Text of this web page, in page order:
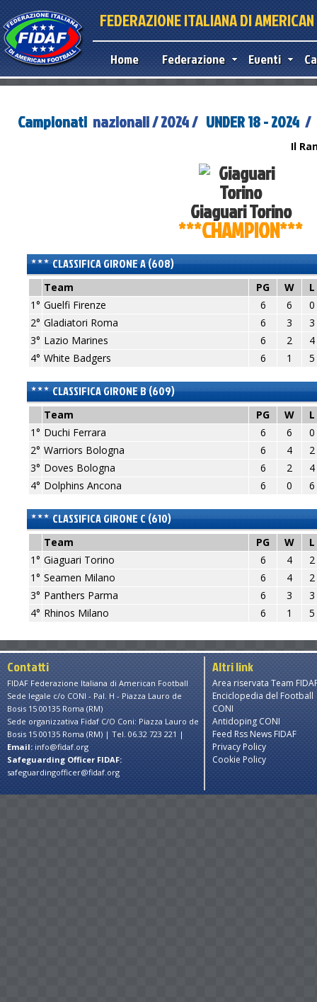
FEDERAZIONE ITALIANA DI
Home Federazione Eventi
Campionati nazionali / 2024 / UNDER 18 - 2024 /
Il
Giaguari Torino
***CHAMPION***
CLASSIFICA GIRONE A (608)
Team PG W
1° Guelfi Firenze 6 6
0
2° Gladiatori Roma 6 3
3
3° Lazio Marines 6 2
4
4° White Badgers 6 1 5
CLASSIFICA GIRONE B (609)
Team PG W
1° Duchi Ferrara 6 6
0
2° Warriors Bologna 6 4
2
3° Doves Bologna 6 2
4
4° Dolphins Ancona 6 0 6
CLASSIFICA GIRONE C (610)
Team PG W
1° Giaguari Torino 6 4
2
1° Seamen Milano 6 4
2
3° Panthers Parma 6 3
3
4° Rhinos Milano 6 1 5
Contatti
FIDAF Federazione Italiana di American Football
Sede legale c/o CONI - Pal. H - Piazza Lauro de
Bosis 15 00135 Roma (RM)
Sede organizzativa Fidaf C/O Coni: Piazza Lauro de
Bosis 15 00135 Roma (RM) | Tel. 06.32 723 221 |
Email: info@fidaf.org
Safeguarding Officer FIDAF:
safeguardingofficer@fidaf.org
Altri link
Area riservata Team
Enciclopedia del Football
CONI
Antidoping CONI
Feed Rss News FIDAF
Privacy Policy
Cookie Policy